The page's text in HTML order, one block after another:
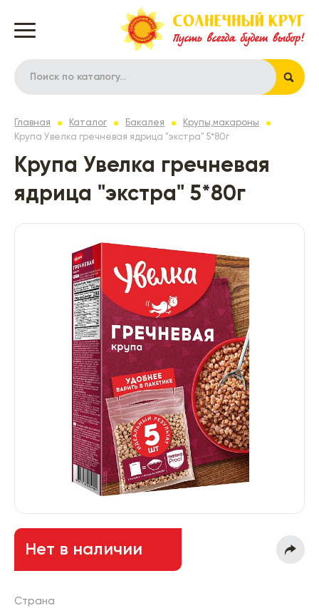
Главная Каталог Бакалея
Крупы,макароны
Крупа Увелка гречневая ядрица "экстра" 5*80г
Крупа Увелка гречневая
ядрица "экстра" 5*80г
Нет в наличии
Страна